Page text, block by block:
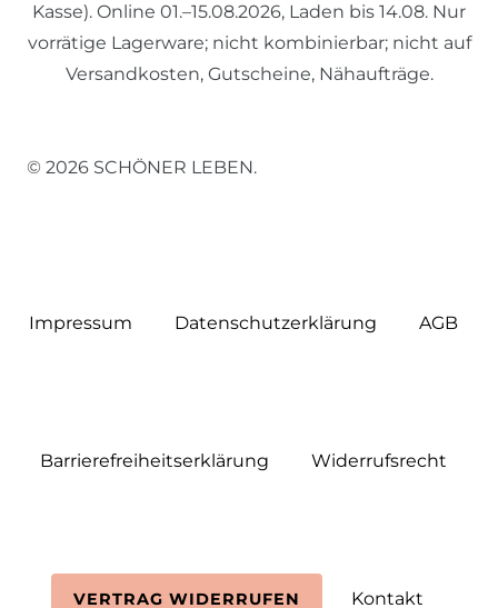
Kasse). Online 01.–15.08.2026, Laden bis 14.08. Nur
vorrätige Lagerware; nicht kombinierbar; nicht auf
Versandkosten, Gutscheine, Nähaufträge.
© 2026 SCHÖNER LEBEN.
Impressum Daten­schutz­erklärung AGB
Barrierefreiheitserklärung Widerrufs­recht
VERTRAG WIDERRUFEN Kontakt